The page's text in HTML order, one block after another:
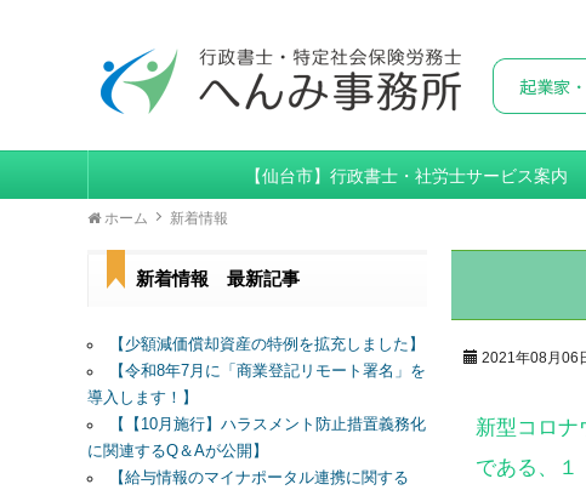
【仙台市】行政書士・社労士サービス案内
ホーム 新着情報
2021年08月06
新型コロナ
である、１
新着情報 最新記事
【少額減価償却資産の特例を拡充しました】
【令和8年7月に「商業登記リモート署名」を
導入します！】
【【10月施行】ハラスメント防止措置義務化
に関連するQ＆Aが公開】
【給与情報のマイナポータル連携に関する